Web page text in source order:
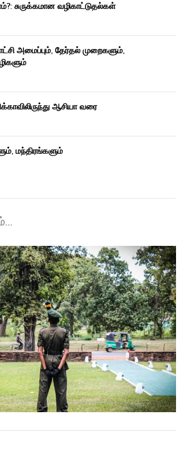
சுருக்கமான வழிகாட்டுதல்கள்
அமைப்பும், தேர்தல் முறைகளும்,
ஆசியா வரை
மந்திரங்களும்